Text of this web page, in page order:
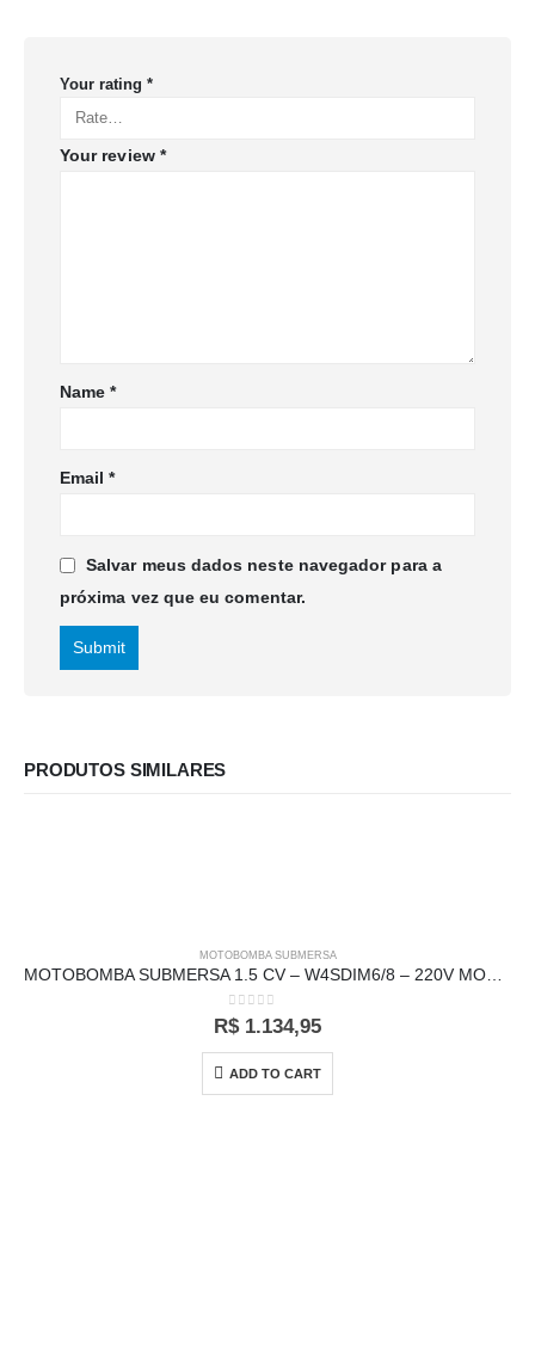
Your rating *
Your review *
Name*
Email*
Salvar meus dados neste navegador para a
próxima vez que eu comentar.
PRODUTOS SIMILARES
MOTOBOMBA SUBMERSA
0out of 5
R$1.134,95
ADD TO CART